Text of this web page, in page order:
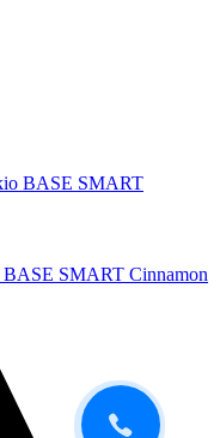
SMART Cinnamon